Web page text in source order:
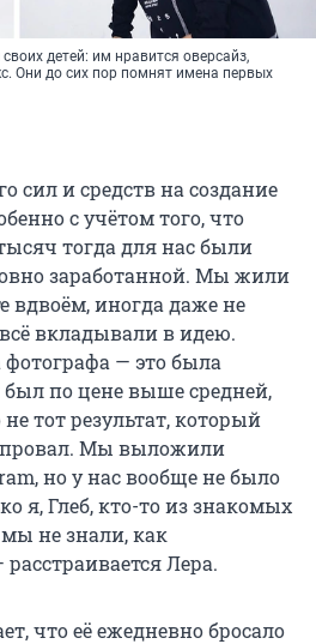
детей: им нравится оверсайз,
Они до сих пор помнят имена первых
сил и средств на создание
с учётом того, что
тогда для нас были
заработанной. Мы жили
вдвоём, иногда даже не
вкладывали в идею.
— это была
по цене выше средней,
тот результат, который
Мы выложили
но у нас вообще не было
я, Глеб, кто-то из знакомых
не знали, как
Лера.
что её ежедневно бросало